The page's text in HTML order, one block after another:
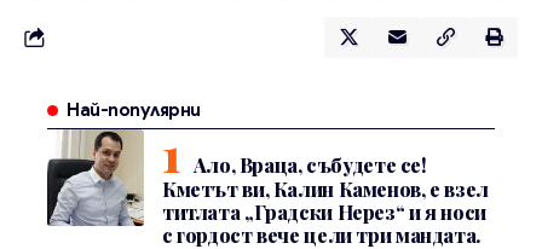
Най-популярни
Ало, Враца, събудете се!
Кметът ви, Калин Каменов, е взел
титлата „Градски Нерез“ и я носи
с гордост вече цели три мандата.